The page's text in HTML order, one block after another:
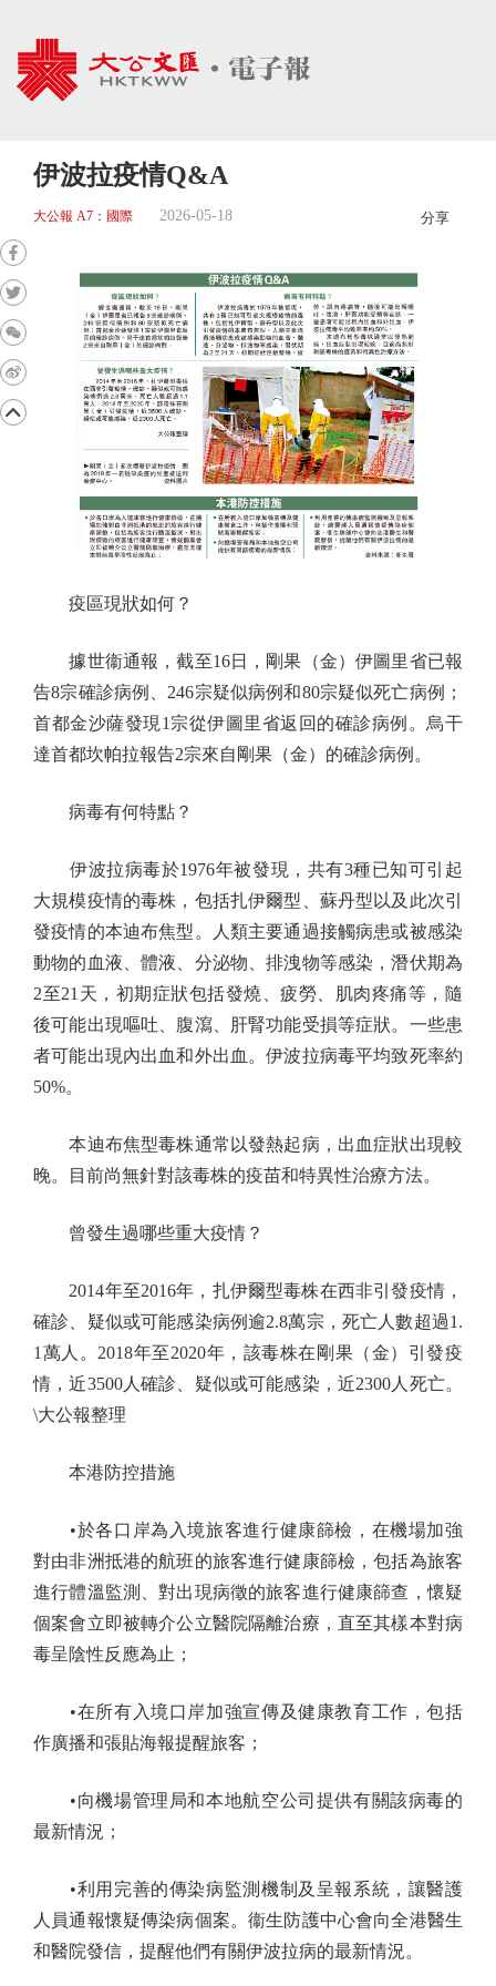
伊波拉疫情Q&A
大公報 A7：國際 2026-05-18 分享
疫區現狀如何？
據世衞通報，截至16日，剛果（金）伊圖里省已報
告8宗確診病例、246宗疑似病例和80宗疑似死亡病例；
首都金沙薩發現1宗從伊圖里省返回的確診病例。烏干
達首都坎帕拉報告2宗來自剛果（金）的確診病例。
病毒有何特點？
伊波拉病毒於1976年被發現，共有3種已知可引起
大規模疫情的毒株，包括扎伊爾型、蘇丹型以及此次引
發疫情的本迪布焦型。人類主要通過接觸病患或被感染
動物的血液、體液、分泌物、排洩物等感染，潛伏期為
2至21天，初期症狀包括發燒、疲勞、肌肉疼痛等，隨
後可能出現嘔吐、腹瀉、肝腎功能受損等症狀。一些患
者可能出現內出血和外出血。伊波拉病毒平均致死率約
50%。
本迪布焦型毒株通常以發熱起病，出血症狀出現較
晚。目前尚無針對該毒株的疫苗和特異性治療方法。
曾發生過哪些重大疫情？
2014年至2016年，扎伊爾型毒株在西非引發疫情，
確診、疑似或可能感染病例逾2.8萬宗，死亡人數超過1.
1萬人。2018年至2020年，該毒株在剛果（金）引發疫
情，近3500人確診、疑似或可能感染，近2300人死亡。
\大公報整理
本港防控措施
•於各口岸為入境旅客進行健康篩檢，在機場加強
對由非洲抵港的航班的旅客進行健康篩檢，包括為旅客
進行體溫監測、對出現病徵的旅客進行健康篩查，懷疑
個案會立即被轉介公立醫院隔離治療，直至其樣本對病
毒呈陰性反應為止；
•在所有入境口岸加強宣傳及健康教育工作，包括
作廣播和張貼海報提醒旅客；
•向機場管理局和本地航空公司提供有關該病毒的
最新情況；
•利用完善的傳染病監測機制及呈報系統，讓醫護
人員通報懷疑傳染病個案。衞生防護中心會向全港醫生
和醫院發信，提醒他們有關伊波拉病的最新情況。